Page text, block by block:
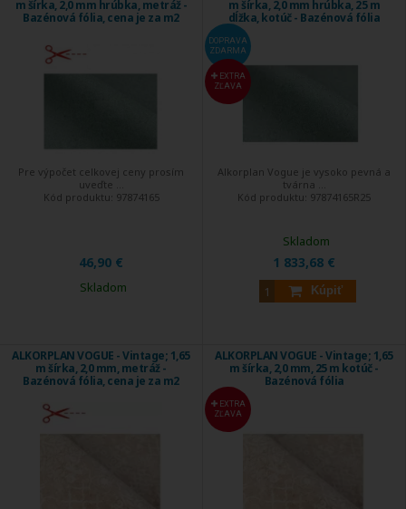
m šírka, 2,0 mm hrúbka, metráž -
Bazénová fólia, cena je za m2
Pre výpočet celkovej ceny prosím
uveďte ...
Kód produktu: 97874165
46,90 €
Skladom
m šírka, 2,0 mm hrúbka, 25 m
dĺžka, kotúč - Bazénová fólia
DOPRAVA
ZDARMA
EXTRA
ZĽAVA
Alkorplan Vogue je vysoko pevná a
tvárna ...
Kód produktu: 97874165R25
1 833,68 €
Kúpiť
Skladom
ALKORPLAN VOGUE - Vintage; 1,65
m šírka, 2,0 mm, metráž -
Bazénová fólia, cena je za m2
ALKORPLAN VOGUE - Vintage; 1,65
m šírka, 2,0 mm, 25 m kotúč -
Bazénová fólia
EXTRA
ZĽAVA